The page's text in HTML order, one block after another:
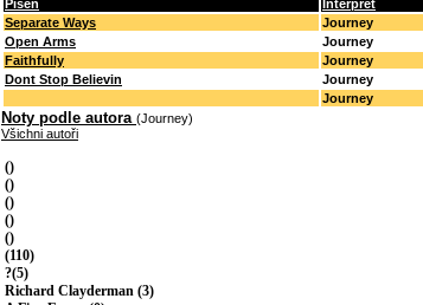
Píseň Interpret
Separate Ways
Journey
Open Arms
Journey
Faithfully
Journey
Dont Stop Believin
Journey
Journey
Noty podle autora (Journey)
Všichni autoři
()
()
()
()
()
(110)
?(5)
Richard Clayderman (3)